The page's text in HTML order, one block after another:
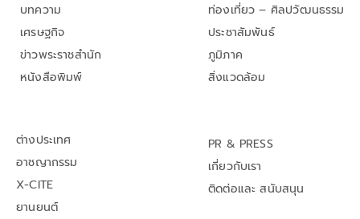
บทความ
เศรษฐกิจ
ข่าวพระราชสำนัก
หนังสือพิมพ์
ท่องเที่ยว – ศิลปวัฒนธรรม
ประชาสัมพันธ์
ภูมิภาค
สิ่งแวดล้อม
ต่างประเทศ
อาชญากรรม
X-CITE
ยานยนต์
PR & PRESS
เกี่ยวกับเรา
ติดต่อและ สนับสนุน